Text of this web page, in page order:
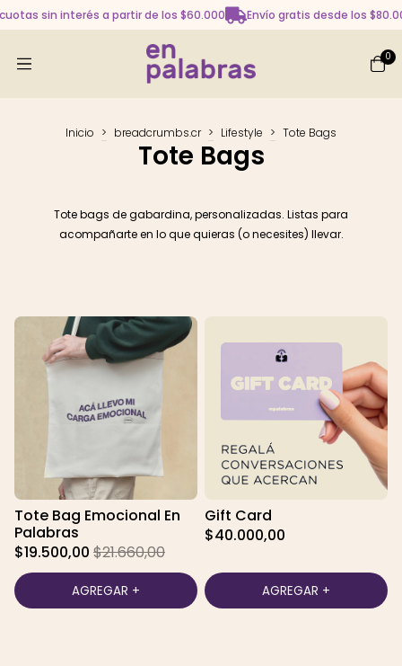
sin interés a partir de los $60.000 Envío gratis desde los
0
Inicio > breadcrumbs.cr > Lifestyle > Tote Bags
Tote Bags
Tote bags de gabardina, personalizadas. Listas para
acompañarte en lo que quieras (o necesites) llevar.
Tote Bag Emocional En
Palabras
$19.500,00 $21.660,00
Gift Card
$40.000,00